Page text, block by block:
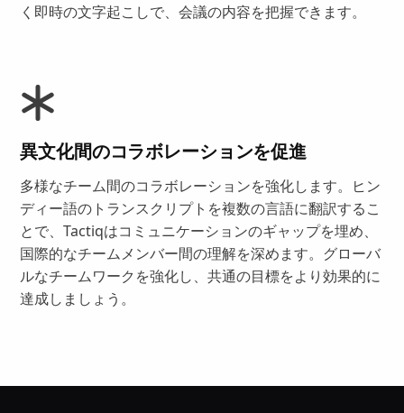
く即時の文字起こしで、会議の内容を把握できます。
異文化間のコラボレーションを促進
多様なチーム間のコラボレーションを強化します。ヒン
ディー語のトランスクリプトを複数の言語に翻訳するこ
とで、Tactiqはコミュニケーションのギャップを埋め、
国際的なチームメンバー間の理解を深めます。グローバ
ルなチームワークを強化し、共通の目標をより効果的に
達成しましょう。